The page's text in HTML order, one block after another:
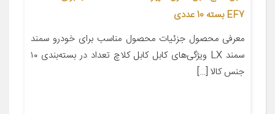
EF7 بسته 10 عددی
معرفی محصول جزئیات محصول مناسب برای خودرو سمند
سمند LX ویژگی‌های کابل کابل کلاچ تعداد در بسته‌بندی ۱۰
جنس کالا […]